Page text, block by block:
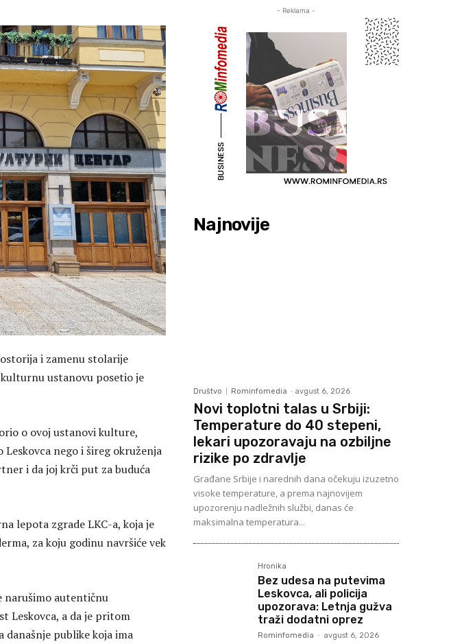
i zamenu stolarije
ustanovu posetio je
o ovoj ustanovi kulture,
nego i šireg okruženja
i da joj krči put za buduća
lepota zgrade LKC-a, koja je
za koju godinu navršiće vek
narušimo autentičnu
Leskovca, a da je pritom
publike koja ima
- Reklama -
Najnovije
Društvo Rominfomedia - avgust 6, 2026
Novi toplotni talas u Srbiji:
Temperature do 40 stepeni,
lekari upozoravaju na ozbiljne
rizike po zdravlje
Građane Srbije i narednih dana očekuju izuzetno
visoke temperature, a prema najnovijem
upozorenju nadležnih službi, danas će
maksimalna temperatura...
Hronika
Bez udesa na putevima
Leskovca, ali policija
upozorava: Letnja gužva
traži dodatni oprez
Rominfomedia - avgust 6, 2026